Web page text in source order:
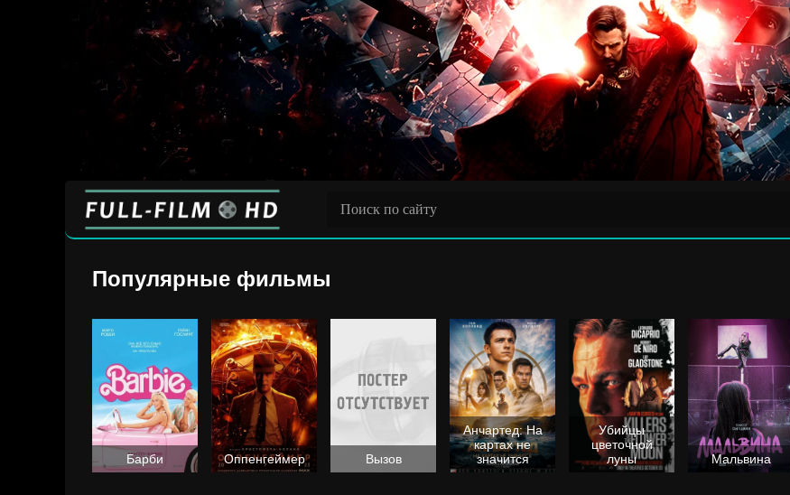
Популярные фильмы
Барби Оппенгеймер Вызов
Анчартед: На
картах не
значится
Убийцы
цветочной
луны
Мальвина